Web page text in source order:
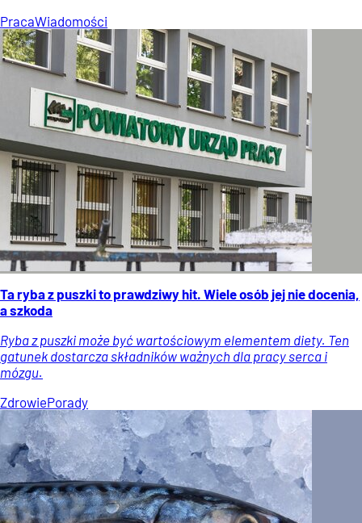
PracaWiadomości
Ta ryba z puszki to prawdziwy hit. Wiele osób jej nie docenia,
a szkoda
Ryba z puszki może być wartościowym elementem diety. Ten
gatunek dostarcza składników ważnych dla pracy serca i
mózgu.
ZdrowiePorady